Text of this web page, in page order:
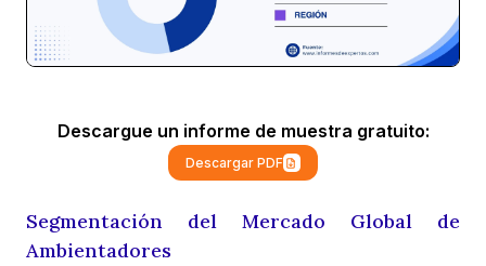
Descargue un informe de muestra gratuito:
Descargar PDF
Segmentación del Mercado Global de
Ambientadores